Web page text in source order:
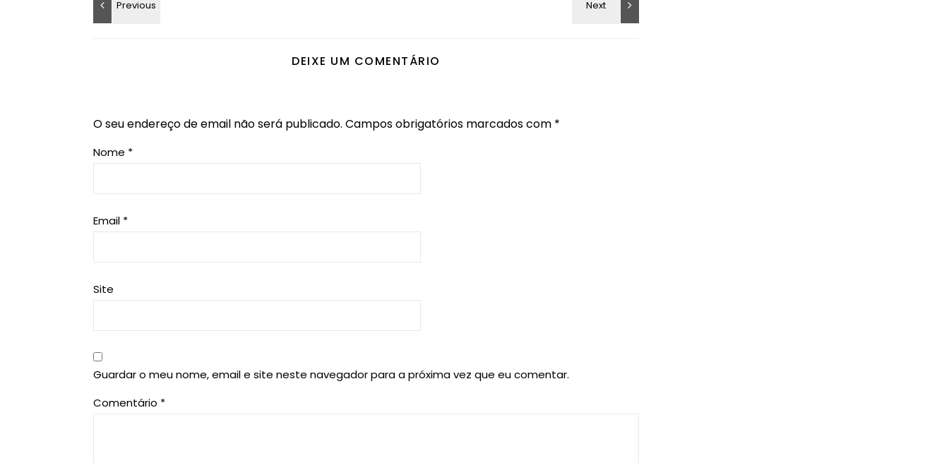
DEIXE UM COMENTÁRIO
O seu endereço de email não será publicado. Campos obrigatórios marcados com *
Nome *
Email *
Site
Guardar o meu nome, email e site neste navegador para a próxima vez que eu comentar.
Comentário *